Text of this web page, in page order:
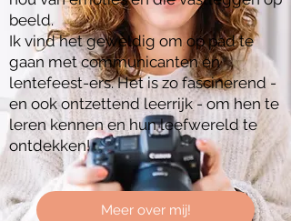
beeld.
Ik vind het geweldig om op pad te
gaan met communicanten en
lentefeest-ers. Het is zo fascinerend -
en ook ontzettend leerrijk - om hen te
leren kennen en hun leefwereld te
ontdekken!
Meer over mij!